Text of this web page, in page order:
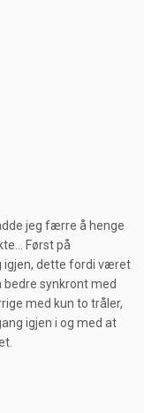
jeg færre å henge
Først på
igjen, dette fordi været
bedre synkront med
med kun to tråler,
igjen i og med at